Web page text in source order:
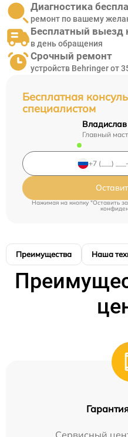
Бесплатная
специалистом
Главный
Нажимая на кнопку "Оставить
Диагностика
ремонт по вашему
Бесплатный выезд
в день обращения
Срочный ремонт
устройств Behringer от
Преимущества Наша
Сервисный